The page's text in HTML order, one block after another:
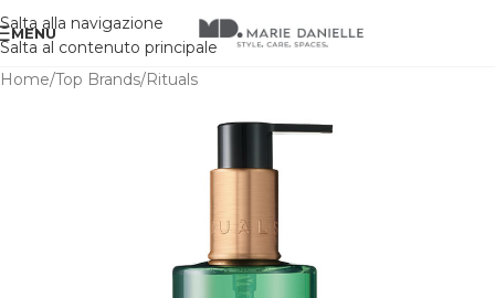
Salta alla navigazione
Salta al contenuto principale
MENU
Home/Top Brands/Rituals